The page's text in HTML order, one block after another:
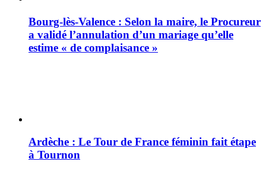
Bourg-lès-Valence : Selon la maire, le Procureur
a validé l’annulation d’un mariage qu’elle
estime « de complaisance »
Ardèche : Le Tour de France féminin fait étape
à Tournon